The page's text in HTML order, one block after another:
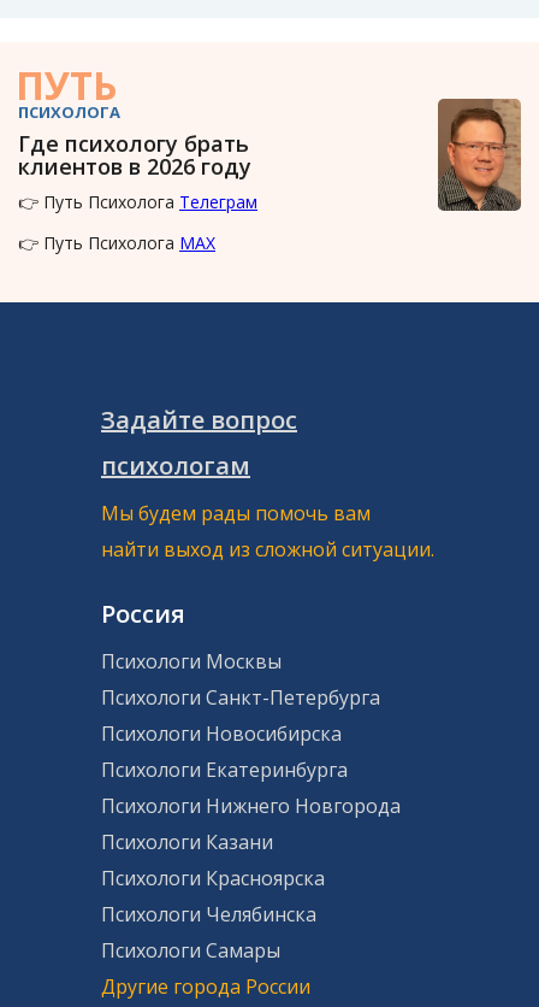
ПУТЬ
ПСИХОЛОГА
Где психологу брать
клиентов в 2026 году
👉 Путь Психолога Телеграм
👉 Путь Психолога MAX
Задайте вопрос
психологам
Мы будем рады помочь вам
найти выход из сложной ситуации.
Россия
Психологи Москвы
Психологи Санкт-Петербурга
Психологи Новосибирска
Психологи Екатеринбурга
Психологи Нижнего Новгорода
Психологи Казани
Психологи Красноярска
Психологи Челябинска
Психологи Самары
Другие города России